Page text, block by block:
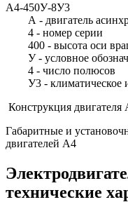
А4-450У-8У3
А - двигатель
4 - номер серии
400 - высота оси
У - условное
4 - число полюсов
У3 - климатическое
Конструкция двигателя
Габаритные и
двигателей А4
технические